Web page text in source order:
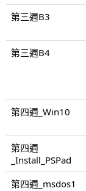
第三週B3
第三週B4
第四週_Win10
第四週
_Install_PSPad
第四週_msdos1